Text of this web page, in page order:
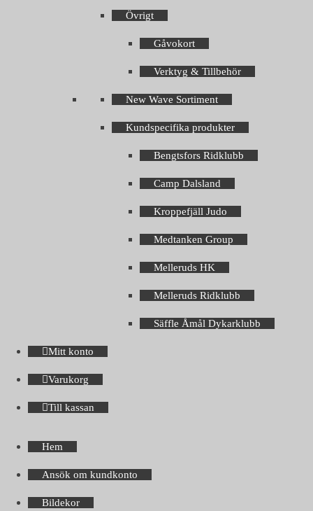
Övrigt
Gåvokort
Verktyg & Tillbehör
New Wave Sortiment
Kundspecifika produkter
Bengtsfors Ridklubb
Camp Dalsland
Kroppefjäll Judo
Medtanken Group
Melleruds HK
Melleruds Ridklubb
Säffle Åmål Dykarklubb
Mitt konto
Varukorg
Till kassan
Hem
Ansök om kundkonto
Bildekor